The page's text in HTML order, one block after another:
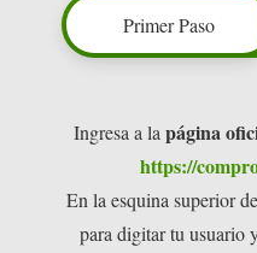
Primer Paso
Ingresa a lapágina
https://
En la esquina superior
para digitar tu usuario